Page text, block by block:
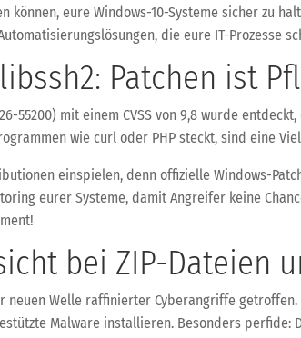
eure Windows-10-Systeme sicher zu
die eure IT-Prozesse
Patchen ist
55200) mit einem CVSS von 9,8 wurde
wie curl oder PHP steckt, sind eine
einspielen, denn offizielle Windows-
eurer Systeme, damit Angreifer keine
bei ZIP-Dateien
Welle raffinierter Cyberangriffe
Malware installieren. Besonders